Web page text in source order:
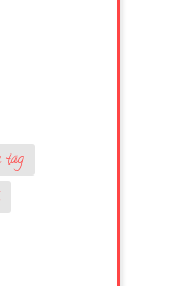
tag